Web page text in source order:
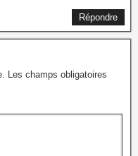
Répondre
Les champs obligatoires